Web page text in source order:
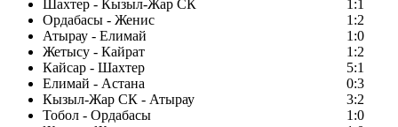
Шахтер - Кызыл-Жар СК
1:1
Ордабасы - Женис
1:2
Атырау - Елимай
1:0
Жетысу - Кайрат
1:2
Кайсар - Шахтер
5:1
Елимай - Астана
0:3
Кызыл-Жар СК - Атырау
3:2
Тобол - Ордабасы
1:0